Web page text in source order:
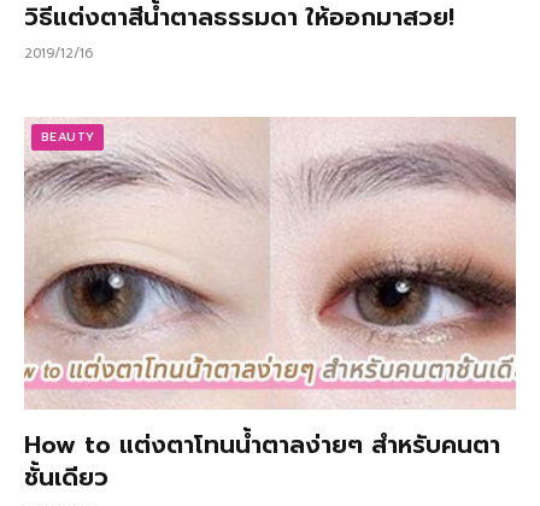
วิธีแต่งตาสีน้ำตาลธรรมดา ให้ออกมาสวย!
2019/12/16
BEAUTY
How to แต่งตาโทนน้ำตาลง่ายๆ สำหรับคนตา
ชั้นเดียว